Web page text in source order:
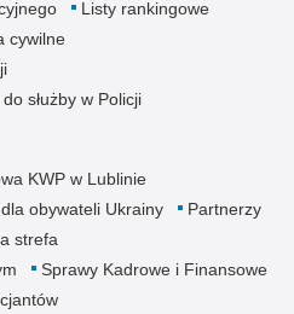
Listy rankingowe
cywilne
służby w Policji
KWP w Lublinie
obywateli Ukrainy
Partnerzy
strefa
Sprawy Kadrowe i Finansowe